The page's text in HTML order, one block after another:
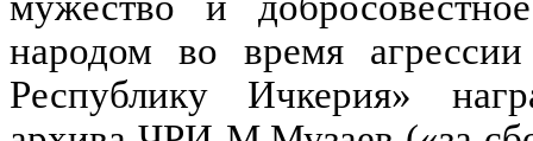
народом во время
Республику Ичкерия»